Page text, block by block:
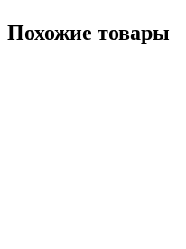
Похожие товары